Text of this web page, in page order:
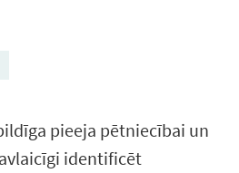
pieeja pētniecībai un
identificēt